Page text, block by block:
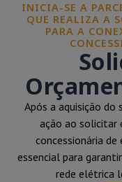
INICIA-SE A
QUE REALIZA A
PARA A
Após a aquisição do
ação ao solicitar
concessionária de
essencial para
rede elétrica